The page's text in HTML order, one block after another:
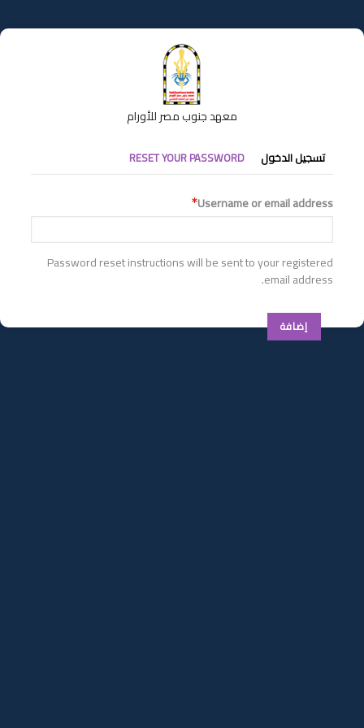
إلى
المحتوى
معهد جنوب مصر للأورام
التبويبات
الأساسية
تسجيل الدخول RESET YOUR PASSWORD
Username or email address
Password reset instructions will be sent to your registered
email address.